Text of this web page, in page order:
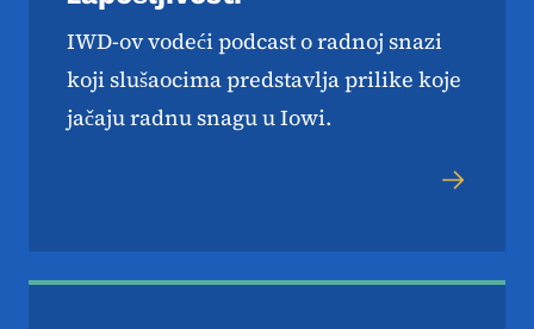
IWD-ov vodeći podcast o radnoj snazi ​​
koji slušaocima predstavlja prilike koje
jačaju radnu snagu u Iowi.